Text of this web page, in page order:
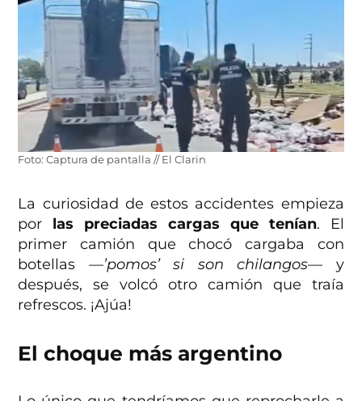
Foto: Captura de pantalla // El Clarin
La curiosidad de estos accidentes empieza
por las preciadas cargas que tenían. El
primer camión que chocó cargaba con
botellas —’pomos’ si son chilangos— y
después, se volcó otro camión que traía
refrescos. ¡Ajúa!
El choque más argentino